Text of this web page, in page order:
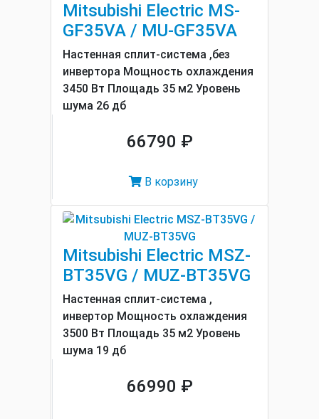
Mitsubishi Electric MS-
GF35VA / MU-GF35VA
Настенная сплит-система ,без
инвертора Мощность охлаждения
3450 Вт Площадь 35 м2 Уровень
шума 26 дб
66790 ₽
В корзину
Mitsubishi Electric MSZ-
BT35VG / MUZ-BT35VG
Настенная сплит-система ,
инвертор Мощность охлаждения
3500 Вт Площадь 35 м2 Уровень
шума 19 дб
66990 ₽